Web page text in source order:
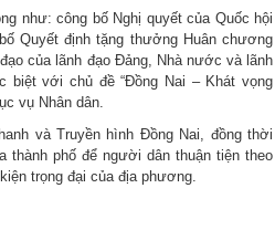
như: công bố Nghị quyết của Quốc hội
Quyết định tặng thưởng Huân chương
của lãnh đạo Đảng, Nhà nước và lãnh
biệt với chủ đề “Đồng Nai – Khát vọng
vụ Nhân dân.
và Truyền hình Đồng Nai, đồng thời
thành phố để người dân thuận tiện theo
trọng đại của địa phương.